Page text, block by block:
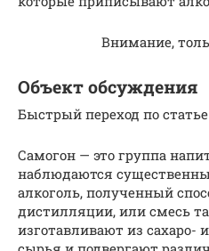
Внимание,
Объект обсуждения
Быстрый переход по статье
Самогон — это группа
наблюдаются
алкоголь, полученный
дистилляции, или смесь
изготавливают из сахаро-